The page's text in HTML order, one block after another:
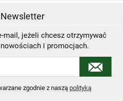
Newsletter
mail, jeżeli chcesz otrzymywać
i promocjach.
zgodnie z naszą polityką